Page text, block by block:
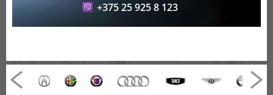
+375 25 925 8 123